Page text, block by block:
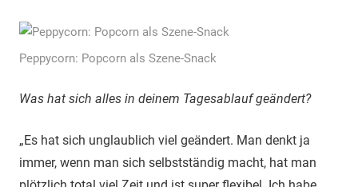
Peppycorn: Popcorn als Szene-Snack
Was hat sich alles in deinem Tagesablauf geändert?
„Es hat sich unglaublich viel geändert. Man denkt ja
immer, wenn man sich selbstständig macht, hat man